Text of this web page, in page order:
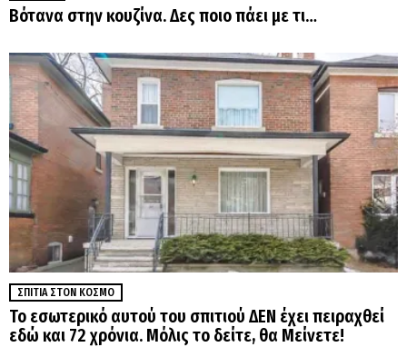
Βότανα στην κουζίνα. Δες ποιο πάει με τι…
ΣΠΊΤΙΑ ΣΤΟΝ ΚΌΣΜΟ
Το εσωτερικό αυτού του σπιτιού ΔΕΝ έχει πειραχθεί
εδώ και 72 χρόνια. Μόλις το δείτε, θα Μείνετε!